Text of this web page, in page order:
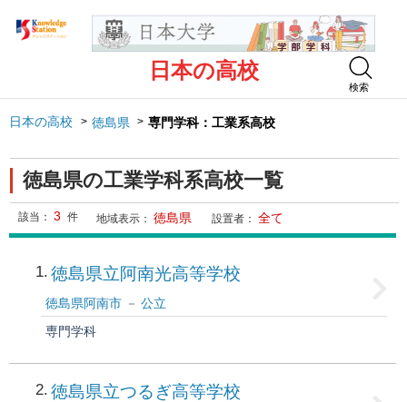
日本の高校
検索
日本の高校 徳島県 専門学科：工業系高校
徳島県の工業学科系高校一覧
該当： 3 件 地域表示： 徳島県 設置者： 全て
1 徳島県立阿南光高等学校
徳島県阿南市
公立
専門学科
2 徳島県立つるぎ高等学校